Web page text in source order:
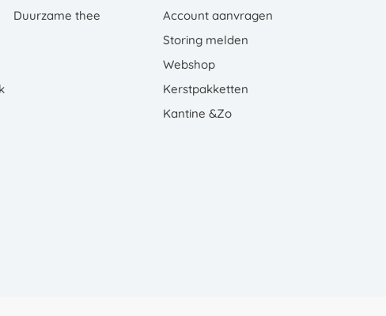
Duurzame thee
Account aanvragen
Storing melden
Webshop
Kerstpakketten
Kantine &Zo